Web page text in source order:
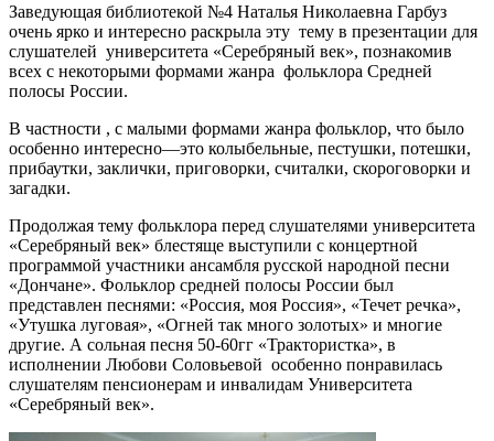
Заведующая библиотекой №4 Наталья Николаевна Гарбуз
очень ярко и интересно раскрыла эту тему в презентации для
слушателей университета «Серебряный век», познакомив
всех с некоторыми формами жанра фольклора Средней
полосы России.
В частности , с малыми формами жанра фольклор, что было
особенно интересно—это колыбельные, пестушки, потешки,
прибаутки, заклички, приговорки, считалки, скороговорки и
загадки.
Продолжая тему фольклора перед слушателями университета
«Серебряный век» блестяще выступили с концертной
программой участники ансамбля русской народной песни
«Дончане». Фольклор средней полосы России был
представлен песнями: «Россия, моя Россия», «Течет речка»,
«Утушка луговая», «Огней так много золотых» и многие
другие. А сольная песня 50-60гг «Трактористка», в
исполнении Любови Соловьевой особенно понравилась
слушателям пенсионерам и инвалидам Университета
«Серебряный век».